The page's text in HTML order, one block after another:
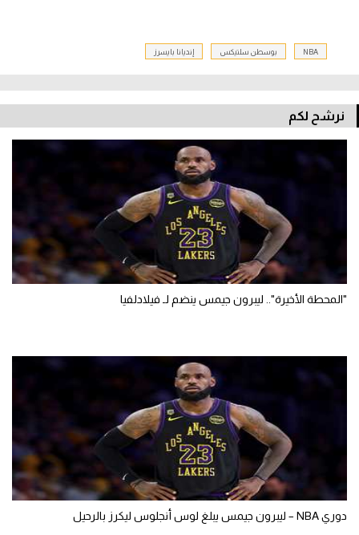
NBA بوسطن سلتيكس إنديانا بايسرز
نرشح لكم
"المحطة الأخيرة".. ليبرون جيمس ينضم لـ فيلادلفيا
دوري NBA – ليبرون جيمس يبلغ لوس أنجلوس ليكرز بالرحيل